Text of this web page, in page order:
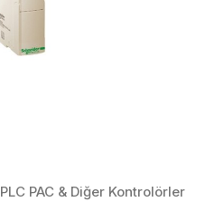
PLC PAC & Diğer Kontrolörler